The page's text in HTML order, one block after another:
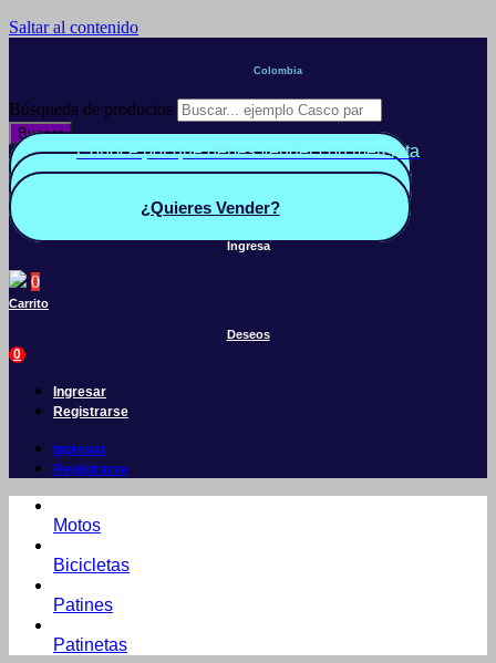
Saltar al contenido
Colombia
Búsqueda de productos
Buscar
Conoce por qué debes vender con mercleta
Quiero Vender
¿Quieres Vender?
Ingresa
0
Carrito
Deseos
0
Ingresar
Registrarse
Ingresar
Registrarse
Motos
Bicicletas
Patines
Patinetas